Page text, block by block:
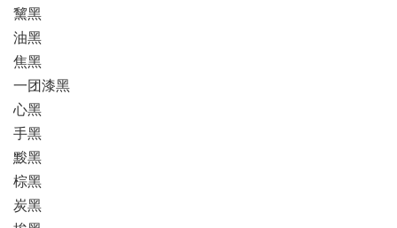
黧黑
油黑
焦黑
一团漆黑
心黑
手黑
黢黑
棕黑
炭黑